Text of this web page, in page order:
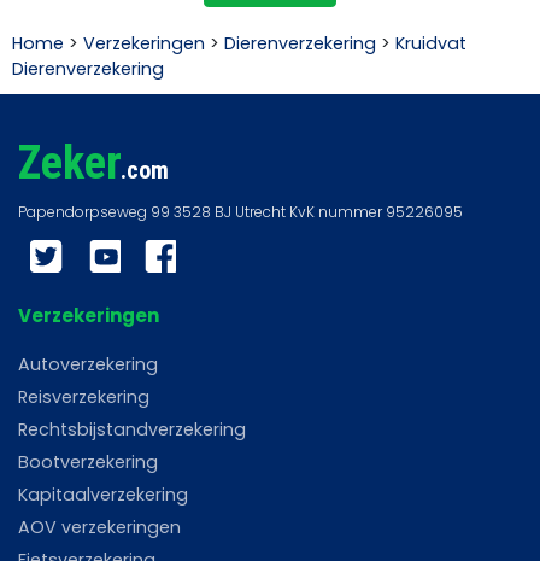
Home > Verzekeringen > Dierenverzekering > Kruidvat
Dierenverzekering
Zeker.com
Twitter YouTube
Verzekeringen
Autoverzekering
Reisverzekering
Rechtsbijstandverzekering
Bootverzekering
Kapitaalverzekering
AOV verzekeringen